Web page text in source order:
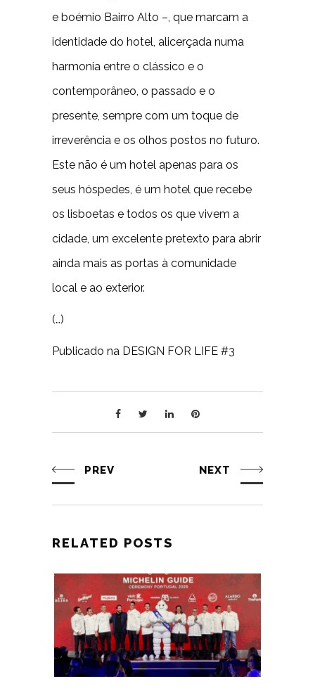
e boémio Bairro Alto –, que marcam a
identidade do hotel, alicerçada numa
harmonia entre o clássico e o
contemporâneo, o passado e o
presente, sempre com um toque de
irreverência e os olhos postos no futuro.
Este não é um hotel apenas para os
seus hóspedes, é um hotel que recebe
os lisboetas e todos os que vivem a
cidade, um excelente pretexto para abrir
ainda mais as portas à comunidade
local e ao exterior.
(…)
Publicado na DESIGN FOR LIFE #3
PREV NEXT
RELATED POSTS